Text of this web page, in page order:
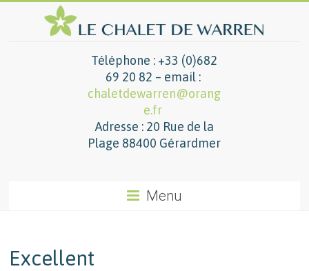
Téléphone : +33 (0)682
69 20 82 – email :
chaletdewarren@orang
e.fr
Adresse : 20 Rue de la
Plage 88400 Gérardmer
Menu
Excellent